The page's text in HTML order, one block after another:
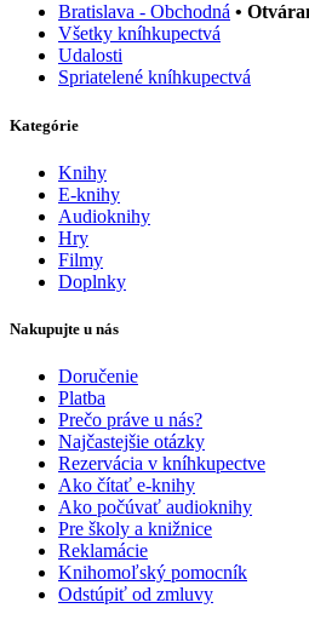
Bratislava - Obchodná •
Všetky kníhkupectvá
Udalosti
Spriatelené kníhkupectvá
Kategórie
Knihy
E-knihy
Audioknihy
Hry
Filmy
Doplnky
Nakupujte u nás
Doručenie
Platba
Prečo práve u nás?
Najčastejšie otázky
Rezervácia v kníhkupectve
Ako čítať e-knihy
Ako počúvať audioknihy
Pre školy a knižnice
Reklamácie
Knihomoľský pomocník
Odstúpiť od zmluvy